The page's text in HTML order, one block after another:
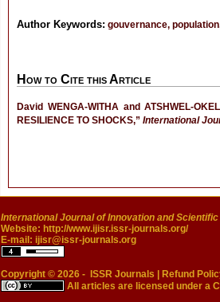
Author Keywords: gouvernance,
How to Cite this Article
David WENGA-WITHA and ATSHWEL-
RESILIENCE TO SHOCKS,” International
International Journal of Innovation and
Website: http://www.ijisr.issr-journals.org/
E-mail: ijisr@issr-journals.org
Copyright © 2026 - ISSR Journals
Refund
All articles are licensed under a